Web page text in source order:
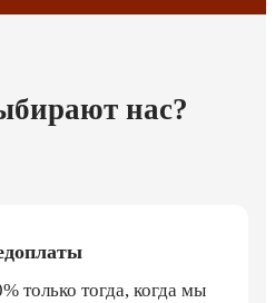
нас?
только тогда, когда мы